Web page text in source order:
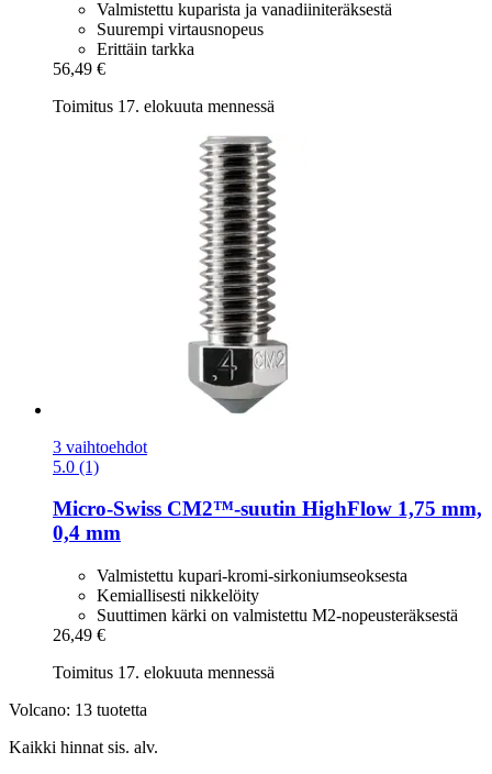
Valmistettu kuparista ja vanadiiniteräksestä
Suurempi virtausnopeus
Erittäin tarkka
56,49 €
Toimitus 17. elokuuta mennessä
3 vaihtoehdot
5.0 (1)
Micro-Swiss CM2™-​suutin HighFlow 1,75 mm,
0,4 mm
Valmistettu kupari-kromi-sirkoniumseoksesta
Kemiallisesti nikkelöity
Suuttimen kärki on valmistettu M2-nopeusteräksestä
26,49 €
Toimitus 17. elokuuta mennessä
Volcano: 13 tuotetta
Kaikki hinnat sis. alv.